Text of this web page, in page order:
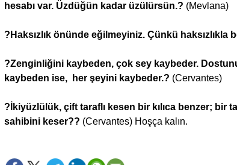
hesabı var. Üzdüğün kadar üzülürsün.? (Mevlana)
?Haksızlık önünde eğilmeyiniz. Çünkü
?Zenginliğini kaybeden, çok sey kaybeder.
kaybeden ise, her şeyini kaybeder.? (Cervantes)
?İkiyüzlülük, çift taraflı kesen bir kılıca benzer; bir
sahibini keser?? (Cervantes) Hoşça kalın.